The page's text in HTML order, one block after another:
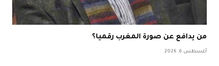
من يدافع عن صورة المغرب رقميا؟
أغسطس 6, 2026